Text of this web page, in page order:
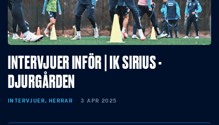
INTERVJUER INFÖR | IK SIRIUS -
DJURGÅRDEN
INTERVJUER, HERRAR 3 APR 2025